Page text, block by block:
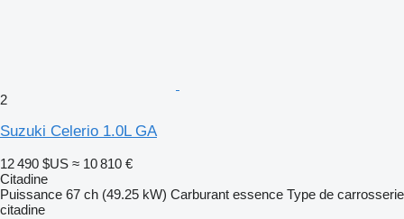
2
Suzuki Celerio 1.0L GA
12 490 $US ≈ 10 810 €
Citadine
Puissance 67 ch (49.25 kW) Carburant essence Type de carrosserie
citadine